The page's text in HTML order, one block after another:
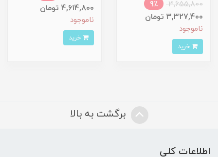
3,655,800
9٪
3,327,400 تومان
ناموجود
4,614,800 تومان
ناموجود
برگشت به بالا
اطلاعات کلی